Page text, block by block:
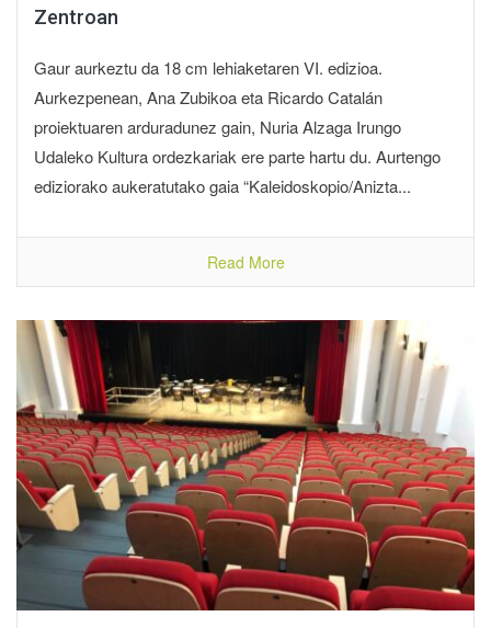
Zentroan
Gaur aurkeztu da 18 cm lehiaketaren VI. edizioa.
Aurkezpenean, Ana Zubikoa eta Ricardo Catalán
proiektuaren arduradunez gain, Nuria Alzaga Irungo
Udaleko Kultura ordezkariak ere parte hartu du. Aurtengo
ediziorako aukeratutako gaia “Kaleidoskopio/Anizta...
Read More